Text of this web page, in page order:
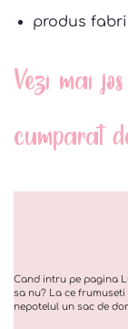
produs
Vezi mai
cumparat
Cand intru pe pagina
sa nu? La ce
nepotelul un sac de